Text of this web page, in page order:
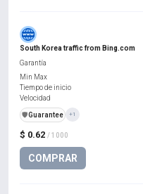
South Korea traffic from Bing.com
$ 0.62 / 1000
COMPRAR
Garantía
Min Max
Tiempo de inicio
Velocidad
️🛡️Guarantee +1